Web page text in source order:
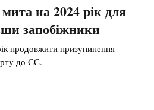
на 2024 рік для
запобіжники
продовжити призупинення
до ЄС.